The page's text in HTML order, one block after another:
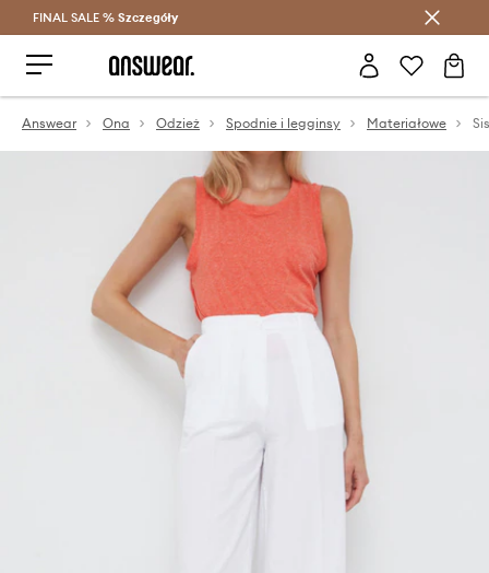
Oszczędzaj z Answear Club >
FINAL SALE % Szczegóły
Answear Ona Odzież Spodnie i legginsy Materiałowe